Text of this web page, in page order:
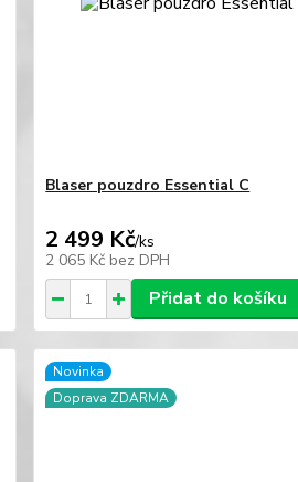
Blaser pouzdro Essential C
2 499 Kč/ks
2 065 Kč bez DPH
Přidat do košíku
Novinka
Doprava ZDARMA